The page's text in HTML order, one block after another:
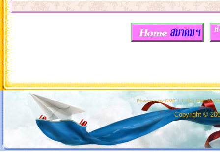
Powered by SMF 1.1.10 | SMF ©
Copyright ©